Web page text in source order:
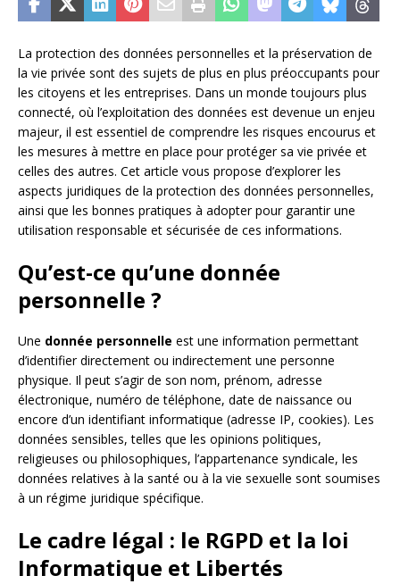
La protection des données personnelles et la préservation de
la vie privée sont des sujets de plus en plus préoccupants pour
les citoyens et les entreprises. Dans un monde toujours plus
connecté, où l’exploitation des données est devenue un enjeu
majeur, il est essentiel de comprendre les risques encourus et
les mesures à mettre en place pour protéger sa vie privée et
celles des autres. Cet article vous propose d’explorer les
aspects juridiques de la protection des données personnelles,
ainsi que les bonnes pratiques à adopter pour garantir une
utilisation responsable et sécurisée de ces informations.
Qu’est-ce qu’une donnée
personnelle ?
Une donnée personnelle est une information permettant
d’identifier directement ou indirectement une personne
physique. Il peut s’agir de son nom, prénom, adresse
électronique, numéro de téléphone, date de naissance ou
encore d’un identifiant informatique (adresse IP, cookies). Les
données sensibles, telles que les opinions politiques,
religieuses ou philosophiques, l’appartenance syndicale, les
données relatives à la santé ou à la vie sexuelle sont soumises
à un régime juridique spécifique.
Le cadre légal : le RGPD et la loi
Informatique et Libertés